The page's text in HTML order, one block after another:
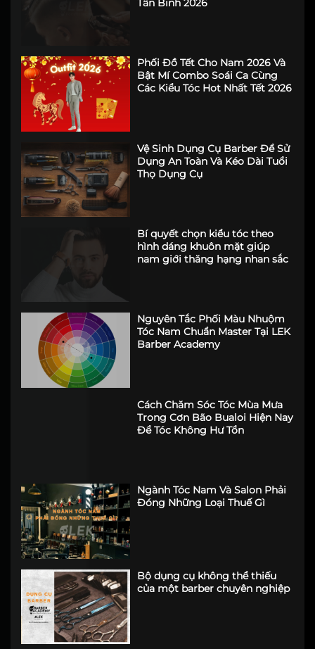
Tân Binh 2026
Phối Đồ Tết Cho Nam 2026 Và
Bật Mí Combo Soái Ca Cùng
Các Kiểu Tóc Hot Nhất Tết 2026
Vệ Sinh Dụng Cụ Barber Để Sử
Dụng An Toàn Và Kéo Dài Tuổi
Thọ Dụng Cụ
Bí quyết chọn kiểu tóc theo
hình dáng khuôn mặt giúp
nam giới thăng hạng nhan sắc
Nguyên Tắc Phối Màu Nhuộm
Tóc Nam Chuẩn Master Tại LEK
Barber Academy
Cách Chăm Sóc Tóc Mùa Mưa
Trong Cơn Bão Bualoi Hiện Nay
Để Tóc Không Hư Tổn
Ngành Tóc Nam Và Salon Phải
Đóng Những Loại Thuế Gì
Bộ dụng cụ không thể thiếu
của một barber chuyên nghiệp